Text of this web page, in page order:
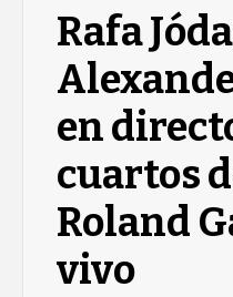
Rafa
en
cuartos
Roland
vivo